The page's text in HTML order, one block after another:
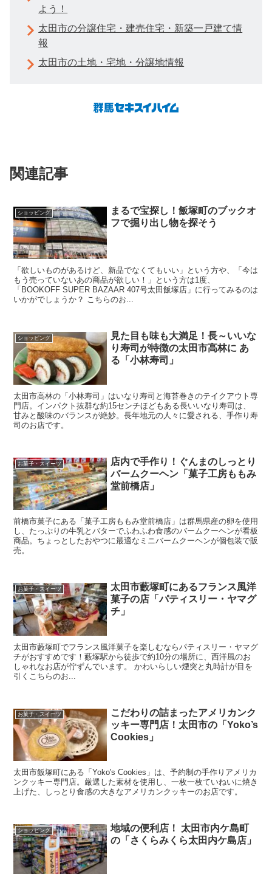
よう！
太田市の分譲住宅・建売住宅・新築一戸建て情
報
太田市の土地・宅地・分譲地情報
関連記事
ショッピング
まるで宝探し！飯塚町のブックオ
フで掘り出し物を探そう
「欲しいものがあるけど、新品でなくてもいい」という方や、「今は
もう売っていないあの商品が欲しい！」という方は1度、
「BOOKOFF SUPER BAZAAR 407号太田飯塚店」に行ってみるのは
いかがでしょうか？ こちらのお...
ショッピング
見た目も味も大満足！長～いいな
り寿司が特徴の太田市高林に あ
る「小林寿司」
太田市高林の「小林寿司」はいなり寿司と海苔巻きのテイクアウト専
門店。インパクト抜群な約15センチほどもある長いいなり寿司は、
甘みと酸味のバランスが絶妙。長年地元の人々に愛される、手作り寿
司のお店です。
お菓子・スイーツ
店内で手作り！ぐんまのしっとり
バームクーヘン「菓子工房ももみ
堂前橋店」
前橋市菓子にある「菓子工房ももみ堂前橋店」は群馬県産の卵を使用
し、たっぷりの牛乳とバターでふわふわ食感のバームクーヘンが看板
商品。ちょっとしたおやつに最適なミニバームクーヘンが個包装で販
売。
お菓子・スイーツ
太田市藪塚町にあるフランス風洋
菓子の店「パティスリー・ヤマグ
チ」
太田市藪塚町でフランス風洋菓子を楽しむならパティスリー・ヤマグ
チがおすすめです！藪塚駅から徒歩で約10分の場所に、西洋風のお
しゃれなお店が佇ずんでいます。 かわいらしい煙突と丸時計が目を
引くこちらのお...
お菓子・スイーツ
こだわりの詰まったアメリカンク
ッキー専門店！太田市の「Yoko’s
Cookies」
太田市飯塚町にある「Yoko's Cookies」は、予約制の手作りアメリカ
ンクッキー専門店。厳選した素材を使用し、一枚一枚ていねいに焼き
上げた、しっとり食感の大きなアメリカンクッキーのお店です。
ショッピング
地域の便利店！ 太田市内ケ島町
の「さくらみくら太田内ケ島店」